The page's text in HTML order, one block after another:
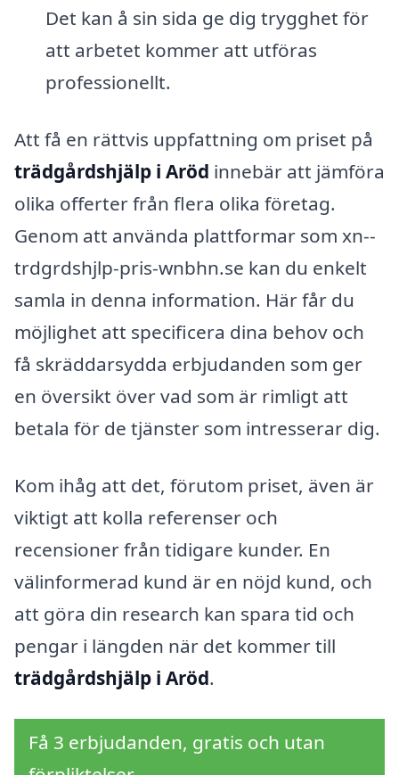
Det kan å sin sida ge dig trygghet för
att arbetet kommer att utföras
professionellt.
Att få en rättvis uppfattning om priset på
trädgårdshjälp i Aröd innebär att jämföra
olika offerter från flera olika företag.
Genom att använda plattformar som xn--
trdgrdshjlp-pris-wnbhn.se kan du enkelt
samla in denna information. Här får du
möjlighet att specificera dina behov och
få skräddarsydda erbjudanden som ger
en översikt över vad som är rimligt att
betala för de tjänster som intresserar dig.
Kom ihåg att det, förutom priset, även är
viktigt att kolla referenser och
recensioner från tidigare kunder. En
välinformerad kund är en nöjd kund, och
att göra din research kan spara tid och
pengar i längden när det kommer till
trädgårdshjälp i Aröd.
Få 3 erbjudanden, gratis och utan